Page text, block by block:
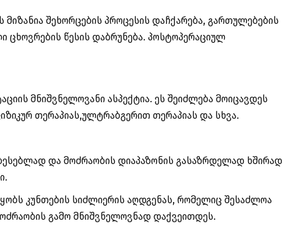
შეხორცების პროცესის დაჩქარება, გართულებების
წესის დაბრუნება. პოსტოპერაციულ
მნიშვნელოვანი ასპექტია. ეს შეიძლება მოიცავდეს
თერაპიას,ულტრაბგერით თერაპიას და სხვა.
და მოძრაობის დიაპაზონის გასაზრდელად ხშირად
კუნთების სიძლიერის აღდგენას, რომელიც შესაძლოა
გამო მნიშვნელოვნად დაქვეითდეს.